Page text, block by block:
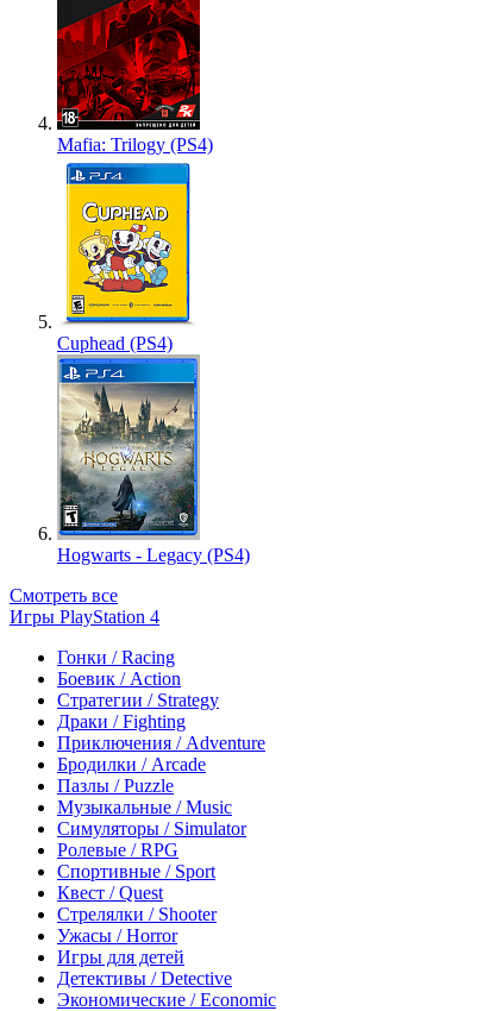
Mafia: Trilogy (PS4)
Cuphead (PS4)
Hogwarts - Legacy (PS4)
Смотреть все
Игры PlayStation 4
Гонки / Racing
Боевик / Action
Стратегии / Strategy
Драки / Fighting
Приключения / Adventure
Бродилки / Arcade
Пазлы / Puzzle
Музыкальные / Music
Симуляторы / Simulator
Ролевые / RPG
Спортивные / Sport
Квест / Quest
Стрелялки / Shooter
Ужасы / Horror
Игры для детей
Детективы / Detective
Экономические / Economic